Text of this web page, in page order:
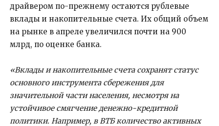
драйвером по-прежнему остаются рублевые
вклады и накопительные счета. Их общий объем
на рынке в апреле увеличился почти на 900
млрд, по оценке банка.
«Вклады и накопительные счета сохранят статус
основного инструмента сбережения для
значительной части населения, несмотря на
устойчивое смягчение денежно-кредитной
политики. Например, в ВТБ количество активных